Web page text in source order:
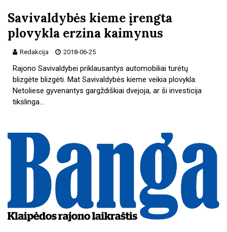
Savivaldybės kieme įrengta
plovykla erzina kaimynus
Redakcija 2018-06-25
Rajono Savivaldybei priklausantys automobiliai turėtų
blizgėte blizgėti. Mat Savivaldybės kieme veikia plovykla.
Netoliese gyvenantys gargždiškiai dvejoja, ar ši investicija
tikslinga…